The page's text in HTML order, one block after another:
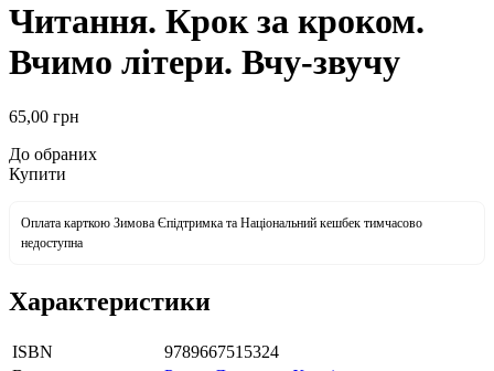
Читання. Крок за кроком.
Вчимо літери. Вчу-звучу
65,00 грн
До обраних
Купити
Оплата карткою Зимова Єпідтримка та Національний кешбек тимчасово
недоступна
Характеристики
ISBN
9789667515324